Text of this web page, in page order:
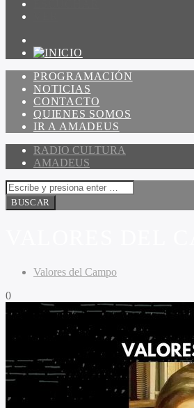
PROGRAMACIÓN
NOTICIAS
CONTACTO
QUIENES SOMOS
IR A AMADEUS
RADIO CULTURA
AMADEUS
Valores del Campo
0